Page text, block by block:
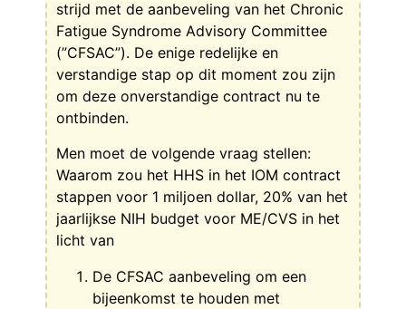
strijd met de aanbeveling van het Chronic
Fatigue Syndrome Advisory Committee
(”CFSAC”). De enige redelijke en
verstandige stap op dit moment zou zijn
om deze onverstandige contract nu te
ontbinden.
Men moet de volgende vraag stellen:
Waarom zou het HHS in het IOM contract
stappen voor 1 miljoen dollar, 20% van het
jaarlijkse NIH budget voor ME/CVS in het
licht van
De CFSAC aanbeveling om een
bijeenkomst te houden met